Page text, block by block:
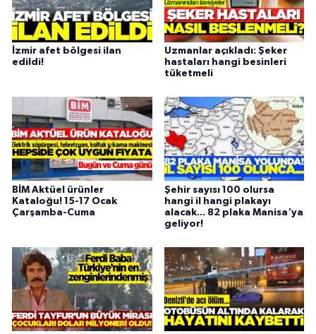
İzmir afet bölgesi ilan
edildi!
Uzmanlar açıkladı: Şeker
hastaları hangi besinleri
tüketmeli
BİM Aktüel ürünler
Kataloğu! 15-17 Ocak
Çarşamba-Cuma
Şehir sayısı 100 olursa
hangi il hangi plakayı
alacak... 82 plaka Manisa'ya
geliyor!